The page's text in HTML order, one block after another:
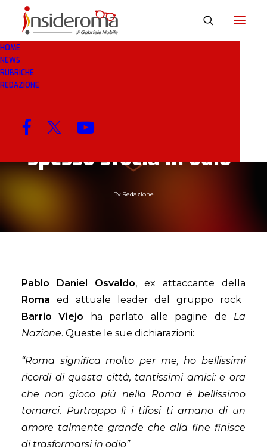
HOME
NEWS
RUBRICHE
REDAZIONE
14 GEN 2019
Osvaldo: “L’amore dei
tifosi della Roma
spesso sfocia in odio”
By Redazione
Pablo Daniel Osvaldo, ex attaccante della
Roma ed attuale leader del gruppo rock
Barrio Viejo ha parlato alle pagine de La
Nazione. Queste le sue dichiarazioni:
“Roma significa molto per me, ho bellissimi
ricordi di questa città, tantissimi amici: e ora
che non gioco più nella Roma è bellissimo
tornarci. Purtroppo lì i tifosi ti amano di un
amore talmente grande che alla fine finisce
di trasformarsi in odio”